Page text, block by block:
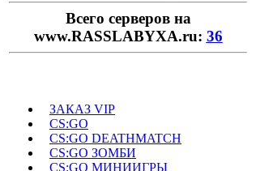
Всего cерверов на
www.RASSLABYXA.ru: 36
ЗАКАЗ VIP
CS:GO
CS:GO DEATHMATCH
CS:GO ЗОМБИ
CS:GO МИНИИГРЫ